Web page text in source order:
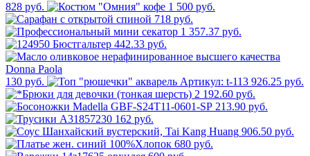
828 руб.
1 500 руб.
718 руб.
1 357.37 руб.
442.33 руб.
130 руб.
926.25 руб.
2 192.60 руб.
213.90 руб.
162 руб.
906.50 руб.
680 руб.